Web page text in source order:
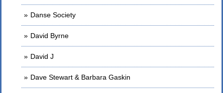
Danse Society
David Byrne
David J
Dave Stewart & Barbara Gaskin